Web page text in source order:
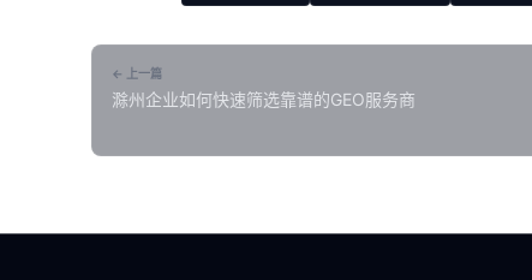
← 上一篇
滁州企业如何快速筛选靠谱的GEO服务商